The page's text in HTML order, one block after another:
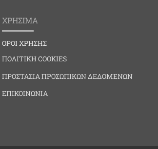
ΧΡΗΣΙΜΑ
ΟΡΟΙ ΧΡΗΣΗΣ
ΠΟΛΙΤΙΚΗ COOKIES
ΠΡΟΣΤΑΣΙΑ ΠΡΟΣΩΠΙΚΩΝ ΔΕΔΟΜΕΝΩΝ
ΕΠΙΚΟΙΝΩΝΙΑ